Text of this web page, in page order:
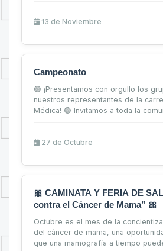
13 de Noviembre
Campeonato
🟢 ¡Presentamos con orgullo los
nuestros representantes de la
Médica! 🟢 Invitamos a toda la
27 de Octubre
🎀 CAMINATA Y FERIA DE
contra el Cáncer de Mama” 🎀
Octubre es el mes de la
del cáncer de mama, una
que una mamografía a tiempo